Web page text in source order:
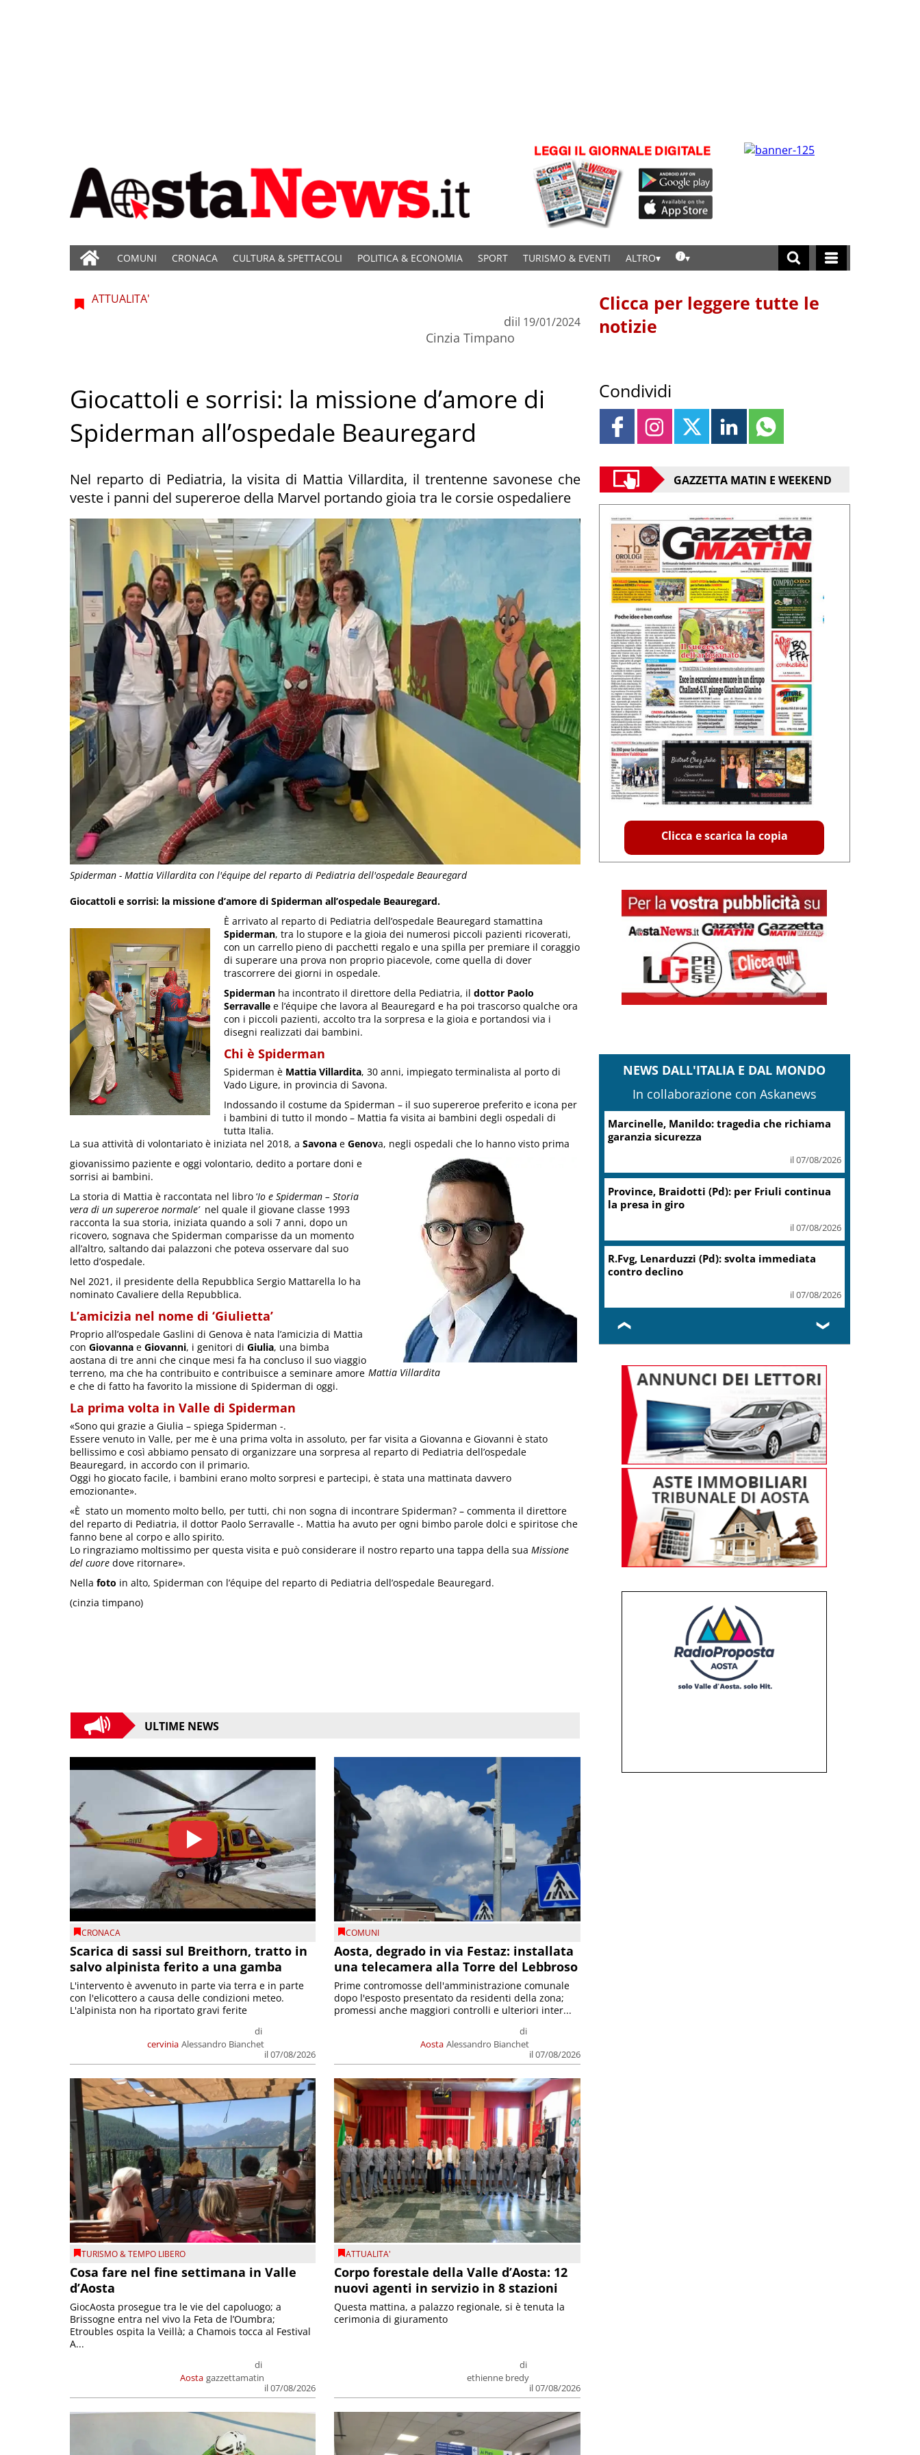
COMUNI CRONACA CULTURA & SPETTACOLI POLITICA & ECONOMIA SPORT TURISMO & EVENTI ALTRO
Spiderman - Mattia Villardita con l'équipe del reparto di Pediatria dell'ospedale Beauregard
ATTUALITA'
di
Cinzia Timpano
il 19/01/2024
Giocattoli e sorrisi: la missione d’amore di
Spiderman all’ospedale Beauregard
Nel reparto di Pediatria, la visita di Mattia Villardita, il trentenne savonese che
veste i panni del supereroe della Marvel portando gioia tra le corsie ospedaliere
Giocattoli e sorrisi: la missione d’amore di Spiderman all’ospedale Beauregard.
È arrivato al reparto di Pediatria dell’ospedale Beauregard stamattina
Spiderman, tra lo stupore e la gioia dei numerosi piccoli pazienti ricoverati,
con un carrello pieno di pacchetti regalo e una spilla per premiare il coraggio
di superare una prova non proprio piacevole, come quella di dover
trascorrere dei giorni in ospedale.
Spiderman ha incontrato il direttore della Pediatria, il dottor Paolo
Serravalle e l’équipe che lavora al Beauregard e ha poi trascorso qualche ora
con i piccoli pazienti, accolto tra la sorpresa e la gioia e portandosi via i
disegni realizzati dai bambini.
Chi è Spiderman
Spiderman è Mattia Villardita, 30 anni, impiegato terminalista al porto di
Vado Ligure, in provincia di Savona.
Indossando il costume da Spiderman – il suo supereroe preferito e icona per
i bambini di tutto il mondo – Mattia fa visita ai bambini degli ospedali di
tutta Italia.
La sua attività di volontariato è iniziata nel 2018, a Savona e Genova, negli ospedali che lo hanno visto prima
Mattia Villardita
giovanissimo paziente e oggi volontario, dedito a portare doni e
sorrisi ai bambini.
La storia di Mattia è raccontata nel libro ‘Io e Spiderman – Storia
vera di un supereroe normale’ nel quale il giovane classe 1993
racconta la sua storia, iniziata quando a soli 7 anni, dopo un
ricovero, sognava che Spiderman comparisse da un momento
all’altro, saltando dai palazzoni che poteva osservare dal suo
letto d’ospedale.
Nel 2021, il presidente della Repubblica Sergio Mattarella lo ha
nominato Cavaliere della Repubblica.
L’amicizia nel nome di ‘Giulietta’
Proprio all’ospedale Gaslini di Genova è nata l’amicizia di Mattia
con Giovanna e Giovanni, i genitori di Giulia, una bimba
aostana di tre anni che cinque mesi fa ha concluso il suo viaggio
terreno, ma che ha contribuito e contribuisce a seminare amore
e che di fatto ha favorito la missione di Spiderman di oggi.
La prima volta in Valle di Spiderman
«Sono qui grazie a Giulia – spiega Spiderman -.
Essere venuto in Valle, per me è una prima volta in assoluto, per far visita a Giovanna e Giovanni è stato
bellissimo e così abbiamo pensato di organizzare una sorpresa al reparto di Pediatria dell’ospedale
Beauregard, in accordo con il primario.
Oggi ho giocato facile, i bambini erano molto sorpresi e partecipi, è stata una mattinata davvero
emozionante».
«È stato un momento molto bello, per tutti, chi non sogna di incontrare Spiderman? – commenta il direttore
del reparto di Pediatria, il dottor Paolo Serravalle -. Mattia ha avuto per ogni bimbo parole dolci e spiritose che
fanno bene al corpo e allo spirito.
Lo ringraziamo moltissimo per questa visita e può considerare il nostro reparto una tappa della sua Missione
del cuore dove ritornare».
Nella foto in alto, Spiderman con l’équipe del reparto di Pediatria dell’ospedale Beauregard.
(cinzia timpano)
ULTIME NEWS
CRONACA
Scarica di sassi sul Breithorn, tratto in
salvo alpinista ferito a una gamba
cervinia
di
Alessandro Bianchet
il 07/08/2026
L'intervento è avvenuto in parte via terra e in parte
con l'elicottero a causa delle condizioni meteo.
L'alpinista non ha riportato gravi ferite
COMUNI
Aosta, degrado in via Festaz: installata
una telecamera alla Torre del Lebbroso
Aosta
di
Alessandro Bianchet
il 07/08/2026
Prime contromosse dell'amministrazione comunale
dopo l'esposto presentato da residenti della zona;
promessi anche maggiori controlli e ulteriori inter...
TURISMO & TEMPO LIBERO
Cosa fare nel fine settimana in Valle
d’Aosta
Aosta
di
gazzettamatin
il 07/08/2026
GiocAosta prosegue tra le vie del capoluogo; a
Brissogne entra nel vivo la Feta de l’Oumbra;
Etroubles ospita la Veillà; a Chamois tocca al Festival
A...
ATTUALITA'
Corpo forestale della Valle d’Aosta: 12
nuovi agenti in servizio in 8 stazioni
di
ethienne bredy
il 07/08/2026
Questa mattina, a palazzo regionale, si è tenuta la
cerimonia di giuramento
Clicca per leggere tutte le
notizie
Condividi
GAZZETTA MATIN E WEEKEND
Clicca e scarica la copia
NEWS DALL'ITALIA E DAL MONDO
In collaborazione con Askanews
Acciaierie Valbruna, Bitonci: trovato punto
di equilibrio
il 07/08/2026
Coin, accordo con sindacati su
piano risanamento e rilancio
il 07/08/2026
Migranti, Meloni: non c’è
spazio in Ue per chi alimenta
il 07/08/2026